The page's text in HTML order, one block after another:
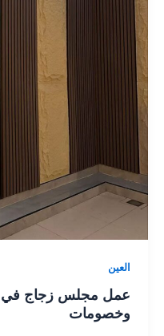
العين
عمل مجلس زجاج في
وخصومات